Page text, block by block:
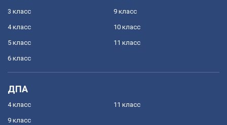
3 класс
4 класс
5 класс
6 класс
9 класс
10 класс
11 класс
ДПА
4 класс
9 класс
11 класс